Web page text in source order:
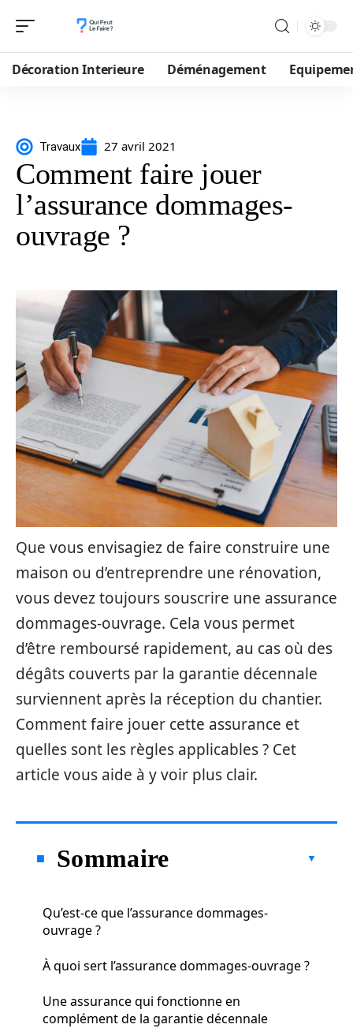
Décoration Interieure Déménagement
Travaux 27 avril 2021
Comment faire jouer
l’assurance dommages-
ouvrage ?
Que vous envisagiez de faire construire une
maison ou d’entreprendre une rénovation,
vous devez toujours souscrire une assurance
dommages-ouvrage. Cela vous permet
d’être remboursé rapidement, au cas où des
dégâts couverts par la garantie décennale
surviennent après la réception du chantier.
Comment faire jouer cette assurance et
quelles sont les règles applicables ? Cet
article vous aide à y voir plus clair.
Sommaire
Qu’est-ce que l’assurance dommages-
ouvrage ?
À quoi sert l’assurance dommages-ouvrage ?
Une assurance qui fonctionne en
complément de la garantie décennale